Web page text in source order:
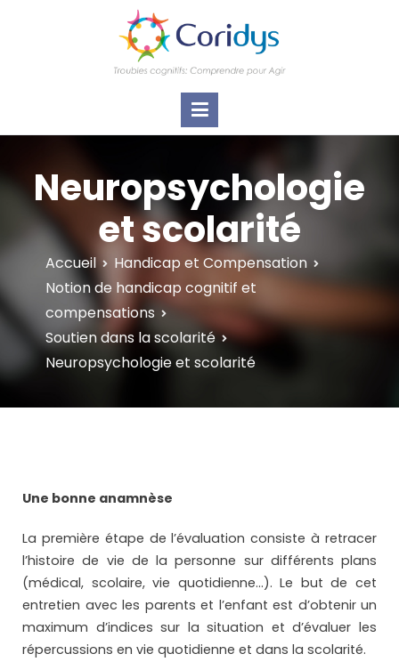
ASSOCIATION CORIDYS – Troubles
CORIDYS, association loi 1901, 4 pôles
d'actions Information Accompagnement
Innovation/E­xpertise Formations autour des
troubles cognitifs dys ou acquis
Neuropsychologie
et scolarité
Accueil
Handicap et Compensation
Notion de handicap cognitif et
compensations
Soutien dans la scolarité
Neuropsychologie et scolarité
Une bonne anamnèse
La première étape de l’évaluation consiste à retracer
l’histoire de vie de la personne sur différents plans
(médical, scolaire, vie quotidienne…). Le but de cet
entretien avec les parents et l’enfant est d’obtenir un
maximum d’indices sur la situation et d’évaluer les
répercussions en vie quotidienne et dans la scolarité.